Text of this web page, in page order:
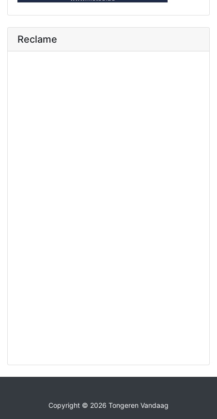
Reclame
Copyright © 2026 Tongeren Vandaag